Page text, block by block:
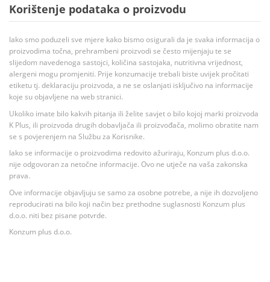
Korištenje podataka o proizvodu
Iako smo poduzeli sve mjere kako bismo osigurali da je svaka informacija o
proizvodima točna, prehrambeni proizvodi se često mijenjaju te se
slijedom navedenoga sastojci, količina sastojaka, nutritivna vrijednost,
alergeni mogu promjeniti. Prije konzumacije trebali biste uvijek pročitati
etiketu tj. deklaraciju proizvoda, a ne se oslanjati isključivo na informacije
koje su objavljene na web stranici.
Ukoliko imate bilo kakvih pitanja ili želite savjet o bilo kojoj marki proizvoda
K Plus, ili proizvoda drugih dobavljača ili proizvođača, molimo obratite nam
se s povjerenjem na Službu za Korisnike.
Iako se informacije o proizvodima redovito ažuriraju, Konzum plus d.o.o.
nije odgovoran za netočne informacije. Ovo ne utječe na vaša zakonska
prava.
Ove informacije objavljuju se samo za osobne potrebe, a nije ih dozvoljeno
reproducirati na bilo koji način bez prethodne suglasnosti Konzum plus
d.o.o. niti bez pisane potvrde.
Konzum plus d.o.o.